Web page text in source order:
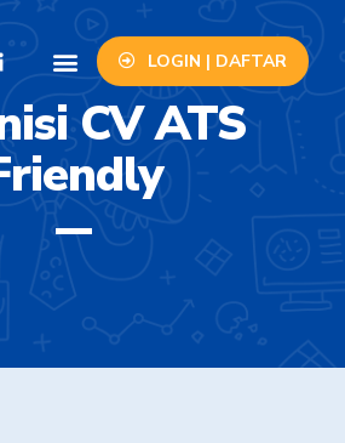
LOGIN | DAFTAR
CV ATS